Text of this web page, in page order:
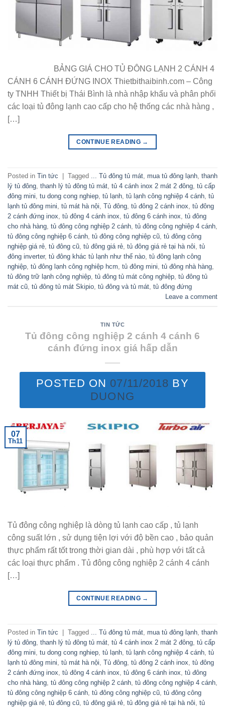
BẢNG GIÁ CHO TỦ ĐÔNG LẠNH 2 CÁNH 4
CÁNH 6 CÁNH ĐỨNG INOX Thietbithaibinh.com – Công
ty TNHH Thiết bị Thái Bình là nhà nhập khẩu và phân phối
các loại tủ đông lạnh cao cấp cho hệ thống các nhà hàng ,
[…]
CONTINUE READING →
Posted in Tin tức Tagged ... Tủ đông tủ mát mua tủ đông lạnh thanh
lý tủ đông thanh lý tủ đông tủ mát tủ 4 cánh inox 2 mát 2 đông tủ cấp
đông mini tu dong cong nghiep tủ lạnh tủ lạnh công nghiệp 4 cánh tủ
lạnh tủ đông mini tủ mát hà nội Tủ đông tủ đông 2 cánh inox tủ đông
2 cánh đứng inox tủ đông 4 cánh inox tủ đông 6 cánh inox tủ đông
cho nhà hàng tủ đông công nghiệp 2 cánh tủ đông công nghiệp 4 cánh
tủ đông công nghiệp 6 cánh tủ đông công nghiệp cũ tủ đông công
nghiệp giá rẻ tủ đông cũ tủ đông giá rẻ tủ đông giá rẻ tại hà nôi tủ
đông inverter, tủ đông khác tủ lạnh như thế nào tủ đông lạnh công
nghiệp tủ đông lạnh công nghiệp hcm tủ đông mini tủ đông nhà hàng
tủ đông trữ lạnh công nghiệp tủ đông tủ mát công nghiệp tủ đông tủ
mát cũ tủ đông tủ mát Skipio tủ đông và tủ mát tủ đông đứng
Leave a comment
TIN TỨC
Tủ đông công nghiệp 2 cánh 4 cánh 6
cánh đứng inox giá hấp dẫn
POSTED ON 07/11/2018 BY
DUONG
07
Th11
Tủ đông công nghiệp là dòng tủ lạnh cao cấp , tủ lạnh
công suất lớn , sử dụng tiện lợi với độ bền cao , bảo quản
thực phẩm rất tốt trong thời gian dài , phù hợp với tất cả
các loại thực phẩm . Tủ đông công nghiệp 2 cánh 4 cánh
[…]
CONTINUE READING →
Posted in Tin tức Tagged ... Tủ đông tủ mát mua tủ đông lạnh thanh
lý tủ đông thanh lý tủ đông tủ mát tủ 4 cánh inox 2 mát 2 đông tủ cấp
đông mini tu dong cong nghiep tủ lạnh tủ lạnh công nghiệp 4 cánh tủ
lạnh tủ đông mini tủ mát hà nội Tủ đông tủ đông 2 cánh inox tủ đông
2 cánh đứng inox tủ đông 4 cánh inox tủ đông 6 cánh inox tủ đông
cho nhà hàng tủ đông công nghiệp 2 cánh tủ đông công nghiệp 4 cánh
tủ đông công nghiệp 6 cánh tủ đông công nghiệp cũ tủ đông công
nghiệp giá rẻ tủ đông cũ tủ đông giá rẻ tủ đông giá rẻ tại hà nôi tủ